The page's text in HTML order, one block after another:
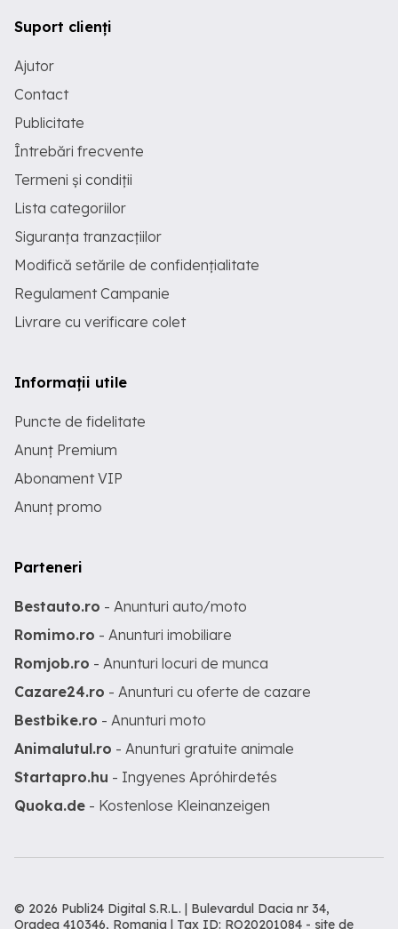
Suport clienți
Ajutor
Contact
Publicitate
Întrebări frecvente
Termeni și condiții
Lista categoriilor
Siguranța tranzacțiilor
Modifică setările de confidențialitate
Regulament Campanie
Livrare cu verificare colet
Informații utile
Puncte de fidelitate
Anunț Premium
Abonament VIP
Anunț promo
Parteneri
Bestauto.ro - Anunturi auto/moto
Romimo.ro - Anunturi imobiliare
Romjob.ro - Anunturi locuri de munca
Cazare24.ro - Anunturi cu oferte de cazare
Bestbike.ro - Anunturi moto
Animalutul.ro - Anunturi gratuite animale
Startapro.hu - Ingyenes Apróhirdetés
Quoka.de - Kostenlose Kleinanzeigen
© 2026 Publi24 Digital S.R.L. | Bulevardul Dacia nr 34,
Oradea 410346, Romania | Tax ID: RO20201084 - site de